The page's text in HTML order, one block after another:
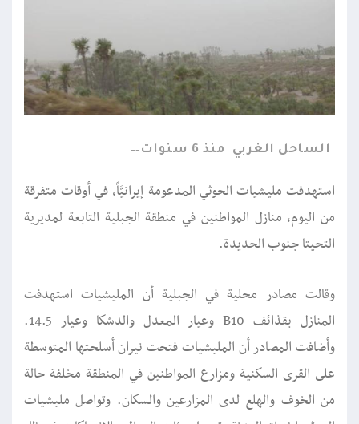
الساحل الغربي منذ 6 سنوات
استهدفت مليشيات الحوثي المدعومة إيرانيَّاً، في أوقات متفرقة
من اليوم، منازل المواطنين في منطقة الجبلية التابعة لمديرية
التحيتا جنوب الحديدة.
وقالت مصادر محلية في الجبلية أن المليشيات استهدفت
المنازل بقذائف B10 وعيار المعدل والدشكا وعيار 14.5.
وأضافت المصادر أن المليشيات فتحت نيران أسلحتها المتوسطة
على القرى السكنية ومزارع المواطنين في المنطقة مخلفة حالة
من الخوف والهلع لدى المزارعين والسكان. وتواصل مليشيات